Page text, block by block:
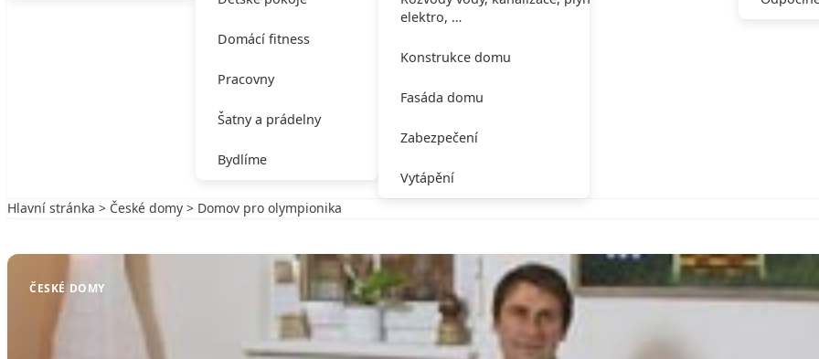
Domácí fitness
Pracovny
Šatny a prádelny
Bydlíme
elektro, …
Konstrukce domu
Fasáda domu
Zabezpečení
Vytápění
Hlavní stránka > České domy > Domov pro olympionika
ČESKÉ DOMY